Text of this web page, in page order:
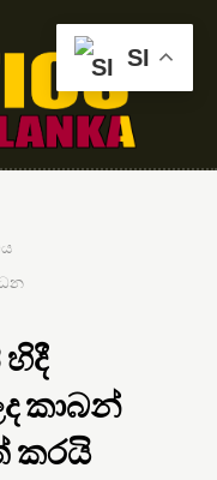
හිදී
කාබන්
කරයි
SI